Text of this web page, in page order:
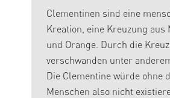
Clementinen sind eine
Kreation, eine Kreuzung aus
und Orange. Durch die
verschwanden unter
Die Clementine würde ohne
Menschen also nicht